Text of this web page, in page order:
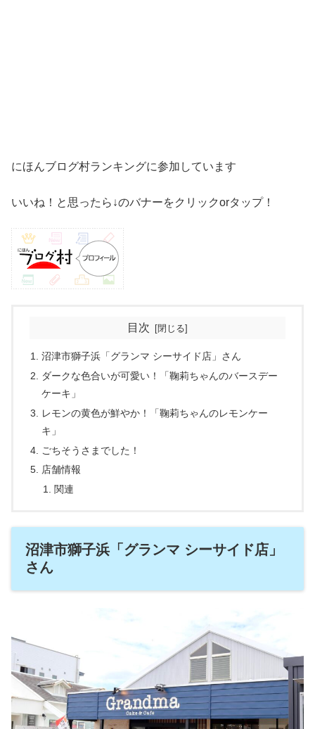
にほんブログ村ランキングに参加しています
いいね！と思ったら↓のバナーをクリックorタップ！
目次
沼津市獅子浜「グランマ シーサイド店」さん
ダークな色合いが可愛い！「鞠莉ちゃんのバースデー
ケーキ」
レモンの黄色が鮮やか！「鞠莉ちゃんのレモンケー
キ」
ごちそうさまでした！
店舗情報
関連
沼津市獅子浜「グランマ シーサイド店」
さん